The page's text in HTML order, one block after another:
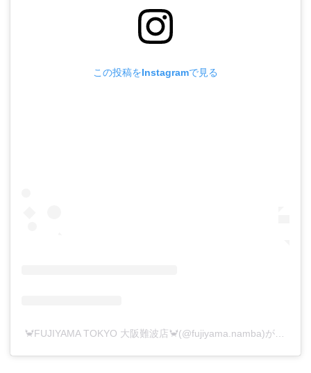
ま
この投稿をInstagramで見る